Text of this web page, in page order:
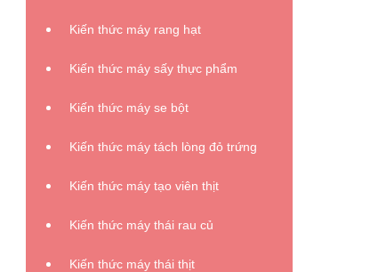
Kiến thức máy rang hạt
Kiến thức máy sấy thực phẩm
Kiến thức máy se bột
Kiến thức máy tách lòng đỏ trứng
Kiến thức máy tạo viên thịt
Kiến thức máy thái rau củ
Kiến thức máy thái thịt